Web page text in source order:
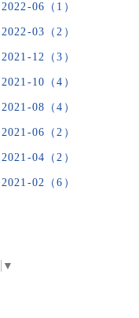
2022-06（1）
2022-03（2）
2021-12（3）
2021-10（4）
2021-08（4）
2021-06（2）
2021-04（2）
2021-02（6）
▼